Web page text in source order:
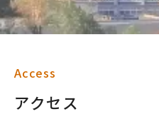
Access
アクセス